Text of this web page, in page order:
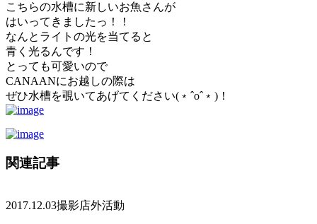
こちらの水槽に新しいお魚さんが
はいってきましたっ！！
なんとライトの光を当てると
青く光るんです！
とっても可愛いので
CANAANにお越しの際は
ぜひ水槽を覗いてあげてください(﹡ˆoˆ﹡)！
関連記事
2017.12.03撮影店外活動